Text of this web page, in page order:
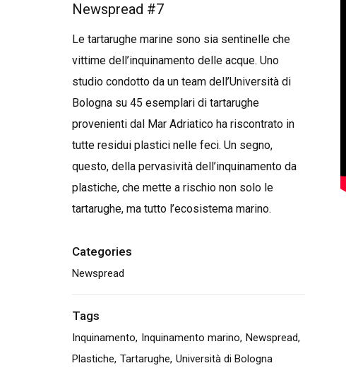
Newspread #7
Le tartarughe marine sono sia sentinelle che
vittime dell’inquinamento delle acque. Uno
studio condotto da un team dell’Università di
Bologna su 45 esemplari di tartarughe
provenienti dal Mar Adriatico ha riscontrato in
tutte residui plastici nelle feci. Un segno,
questo, della pervasività dell’inquinamento da
plastiche, che mette a rischio non solo le
tartarughe, ma tutto l’ecosistema marino.
Categories
Newspread
Tags
Inquinamento Inquinamento marino Newspread
Plastiche Tartarughe Università di Bologna